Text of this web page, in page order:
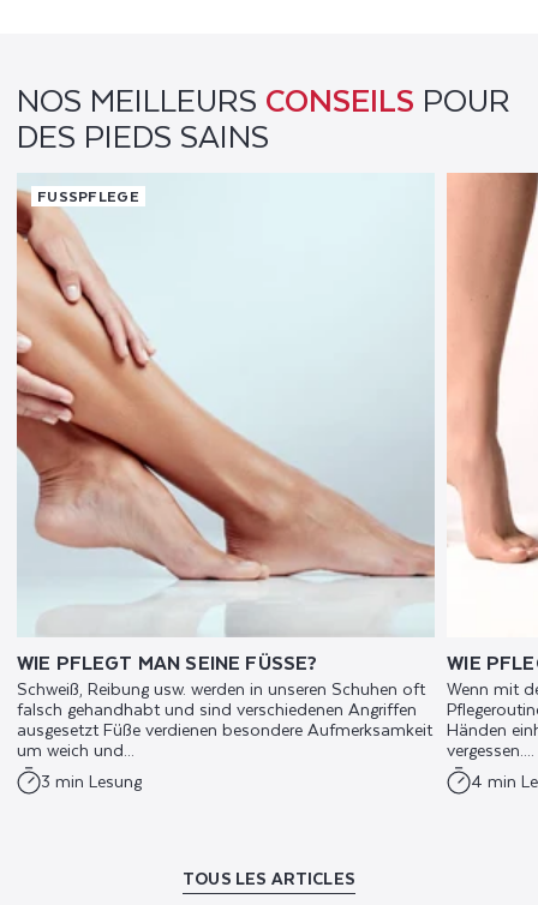
NOS MEILLEURS CONSEILS POUR
DES PIEDS SAINS
FUSSPFLEGE
WIE PFLEGT MAN SEINE FÜSSE?
Schweiß, Reibung usw. werden in unseren Schuhen oft
falsch gehandhabt und sind verschiedenen Angriffen
ausgesetzt Füße verdienen besondere Aufmerksamkeit
um weich und...
3 min Lesung
WIE
Wenn mit
Händen
vergessen....
4 min
TOUS LES ARTICLES